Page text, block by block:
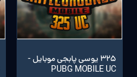
325 یوسی پابجی موبایل -
PUBG MOBILE UC